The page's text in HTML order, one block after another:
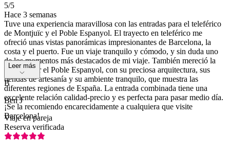
5/5
Hace 3 semanas
Tuve una experiencia maravillosa con las entradas para el teleférico
de Montjuïc y el Poble Espanyol. El trayecto en teleférico me
ofreció unas vistas panorámicas impresionantes de Barcelona, la
costa y el puerto. Fue un viaje tranquilo y cómodo, y sin duda uno
de los momentos más destacados de mi viaje. También mereció la
pena visitar el Poble Espanyol, con su preciosa arquitectura, sus
tiendas de artesanía y su ambiente tranquilo, que muestra las
diferentes regiones de España. La entrada combinada tiene una
excelente relación calidad-precio y es perfecta para pasar medio día.
¡Se la recomiendo encarecidamente a cualquiera que visite
Barcelona!
Leer más
B
Ben J
Viaje en pareja
Reserva verificada